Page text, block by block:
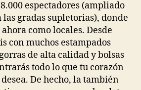
espectadores (ampliado
las gradas supletorias), donde
como locales. Desde
con muchos estampados
de alta calidad y bolsas
todo lo que tu corazón
De hecho, la también